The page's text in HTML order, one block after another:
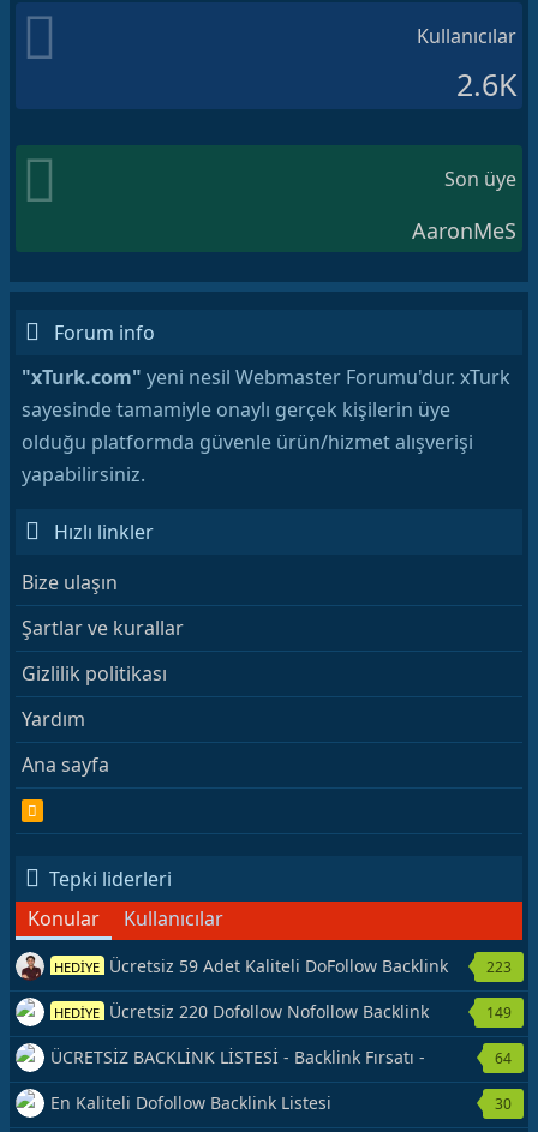
Kullanıcılar
2.6K
Son üye
AaronMeS
Forum info
"xTurk.com" yeni nesil Webmaster Forumu'dur. xTurk
sayesinde tamamiyle onaylı gerçek kişilerin üye
olduğu platformda güvenle ürün/hizmet alışverişi
yapabilirsiniz.
Hızlı linkler
Bize ulaşın
Şartlar ve kurallar
Gizlilik politikası
Yardım
Ana sayfa
S
Tepki liderleri
Konular
Kullanıcılar
HEDİYE Ücretsiz 59 Adet Kaliteli DoFollow Backlink
Kaynağı Veriyorum.
223
HEDİYE Ücretsiz 220 Dofollow Nofollow Backlink
Veriyorum
149
ÜCRETSİZ BACKLİNK LİSTESİ - Backlink Fırsatı -
Hemen Yetiş!
64
En Kaliteli Dofollow Backlink Listesi 30